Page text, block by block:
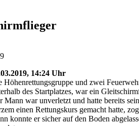
14:24 Uhr
Höhenrettungsgruppe und zwei
des Startplatzes, war ein
Mann war unverletzt und hatte bereits
einen Rettungskurs gemacht hatte,
konnte er sicher auf den Boden